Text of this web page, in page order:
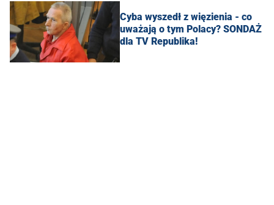
Cyba wyszedł z więzienia - co
uważają o tym Polacy? SONDAŻ
dla TV Republika!